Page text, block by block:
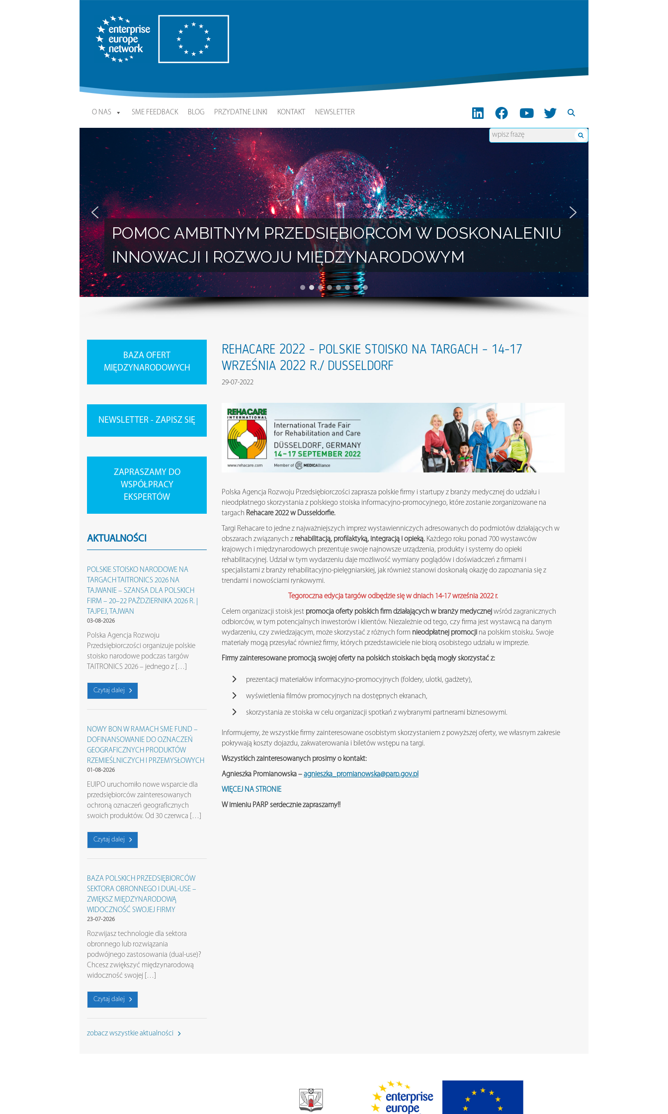
Enterprise Europe Network
O NAS SME FEEDBACK BLOG PRZYDATNE LINKI KONTAKT NEWSLETTER
POMOC AMBITNYM PRZEDSIĘBIORCOM W DOSKONALENIU
INNOWACJI I ROZWOJU MIĘDZYNARODOWYM
BAZA OFERT
MIĘDZYNARODOWYCH
NEWSLETTER - ZAPISZ SIĘ
ZAPRASZAMY DO
WSPÓŁPRACY
EKSPERTÓW
AKTUALNOŚCI
POLSKIE STOISKO NARODOWE NA
TARGACH TAITRONICS 2026 NA
TAJWANIE – SZANSA DLA POLSKICH
FIRM – 20–22 PAŹDZIERNIKA 2026 R. |
TAJPEJ, TAJWAN
03-08-2026
Polska Agencja Rozwoju
Przedsiębiorczości organizuje polskie
stoisko narodowe podczas targów
TAITRONICS 2026 – jednego z […]
Czytaj dalej
NOWY BON W RAMACH SME FUND –
DOFINANSOWANIE DO OZNACZEŃ
GEOGRAFICZNYCH PRODUKTÓW
RZEMIEŚLNICZYCH I PRZEMYSŁOWYCH
01-08-2026
EUIPO uruchomiło nowe wsparcie dla
przedsiębiorców zainteresowanych
ochroną oznaczeń geograficznych
swoich produktów. Od 30 czerwca […]
Czytaj dalej
BAZA POLSKICH PRZEDSIĘBIORCÓW
SEKTORA OBRONNEGO I DUAL-USE –
ZWIĘKSZ MIĘDZYNARODOWĄ
WIDOCZNOŚĆ SWOJEJ FIRMY
23-07-2026
Rozwijasz technologie dla sektora
obronnego lub rozwiązania
podwójnego zastosowania (dual-use)?
Chcesz zwiększyć międzynarodową
widoczność swojej […]
Czytaj dalej
zobacz wszystkie aktualności
REHACARE 2022 – POLSKIE STOISKO NA TARGACH – 14-17
WRZEŚNIA 2022 R./ DUSSELDORF
29-07-2022
Polska Agencja Rozwoju Przedsiębiorczości zaprasza polskie firmy i startupy z branży medycznej do udziału i
nieodpłatnego skorzystania z polskiego stoiska informacyjno-promocyjnego, które zostanie zorganizowane na
targach Rehacare 2022 w Dusseldorfie.
Targi Rehacare to jedne z najważniejszych imprez wystawienniczych adresowanych do podmiotów działających w
obszarach związanych z rehabilitacją, profilaktyką, integracją i opieką. Każdego roku ponad 700 wystawców
krajowych i międzynarodowych prezentuje swoje najnowsze urządzenia, produkty i systemy do opieki
rehabilitacyjnej. Udział w tym wydarzeniu daje możliwość wymiany poglądów i doświadczeń z firmami i
specjalistami z branży rehabilitacyjno-pielęgniarskiej, jak również stanowi doskonałą okazję do zapoznania się z
trendami i nowościami rynkowymi.
Tegoroczna edycja targów odbędzie się w dniach 14-17 września 2022 r.
Celem organizacji stoisk jest promocja oferty polskich firm działających w branży medycznej wśród zagranicznych
odbiorców, w tym potencjalnych inwestorów i klientów. Niezależnie od tego, czy firma jest wystawcą na danym
wydarzeniu, czy zwiedzającym, może skorzystać z różnych form nieodpłatnej promocji na polskim stoisku. Swoje
materiały mogą przesyłać również firmy, których przedstawiciele nie biorą osobistego udziału w imprezie.
Firmy zainteresowane promocją swojej oferty na polskich stoiskach będą mogły skorzystać z:
prezentacji materiałów informacyjno-promocyjnych (foldery, ulotki, gadżety),
wyświetlenia filmów promocyjnych na dostępnych ekranach,
skorzystania ze stoiska w celu organizacji spotkań z wybranymi partnerami biznesowymi.
Informujemy, że wszystkie firmy zainteresowane osobistym skorzystaniem z powyższej oferty, we własnym zakresie
pokrywają koszty dojazdu, zakwaterowania i biletów wstępu na targi.
Wszystkich zainteresowanych prosimy o kontakt:
Agnieszka Promianowska – agnieszka_promianowska@parp.gov.pl
WIĘCEJ NA STRONIE
W imieniu PARP serdecznie zapraszamy!!